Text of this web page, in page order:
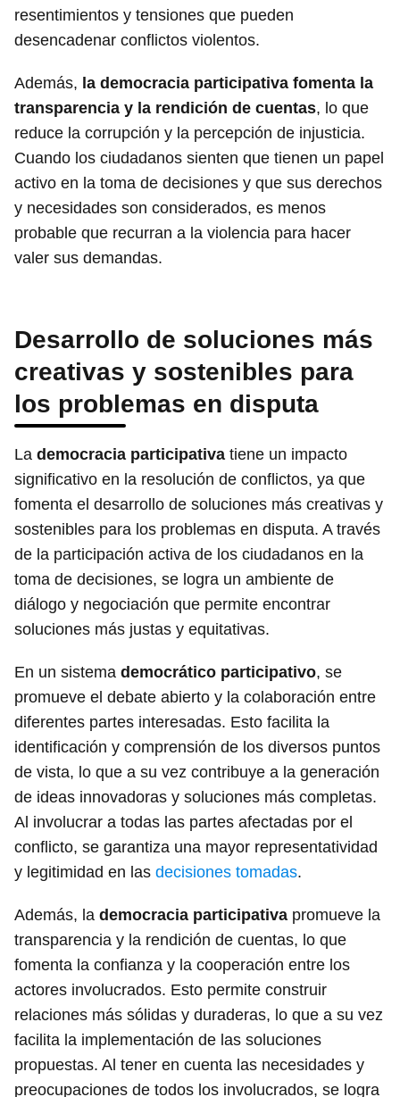
resentimientos y tensiones que pueden
desencadenar conflictos violentos.
Además, la democracia participativa fomenta la
transparencia y la rendición de cuentas, lo que
reduce la corrupción y la percepción de injusticia.
Cuando los ciudadanos sienten que tienen un papel
activo en la toma de decisiones y que sus derechos
y necesidades son considerados, es menos
probable que recurran a la violencia para hacer
valer sus demandas.
Desarrollo de soluciones más
creativas y sostenibles para
los problemas en disputa
La democracia participativa tiene un impacto
significativo en la resolución de conflictos, ya que
fomenta el desarrollo de soluciones más creativas y
sostenibles para los problemas en disputa. A través
de la participación activa de los ciudadanos en la
toma de decisiones, se logra un ambiente de
diálogo y negociación que permite encontrar
soluciones más justas y equitativas.
En un sistema democrático participativo, se
promueve el debate abierto y la colaboración entre
diferentes partes interesadas. Esto facilita la
identificación y comprensión de los diversos puntos
de vista, lo que a su vez contribuye a la generación
de ideas innovadoras y soluciones más completas.
Al involucrar a todas las partes afectadas por el
conflicto, se garantiza una mayor representatividad
y legitimidad en las decisiones tomadas.
Además, la democracia participativa promueve la
transparencia y la rendición de cuentas, lo que
fomenta la confianza y la cooperación entre los
actores involucrados. Esto permite construir
relaciones más sólidas y duraderas, lo que a su vez
facilita la implementación de las soluciones
propuestas. Al tener en cuenta las necesidades y
preocupaciones de todos los involucrados, se logra